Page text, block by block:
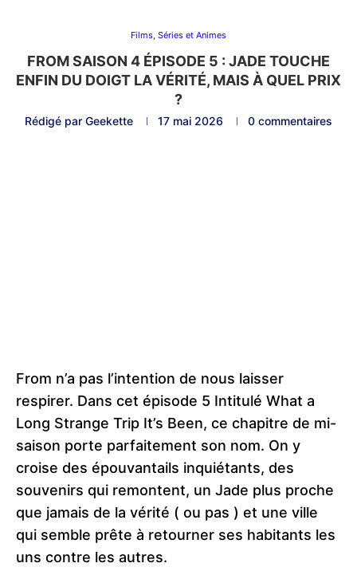
Films, Séries et Animes
FROM SAISON 4 ÉPISODE 5 : JADE TOUCHE
ENFIN DU DOIGT LA VÉRITÉ, MAIS À QUEL PRIX
?
Rédigé par Geekette 17 mai 2026 0 commentaires
From n’a pas l’intention de nous laisser
respirer. Dans cet épisode 5 Intitulé What a
Long Strange Trip It’s Been, ce chapitre de mi-
saison porte parfaitement son nom. On y
croise des épouvantails inquiétants, des
souvenirs qui remontent, un Jade plus proche
que jamais de la vérité ( ou pas ) et une ville
qui semble prête à retourner ses habitants les
uns contre les autres.